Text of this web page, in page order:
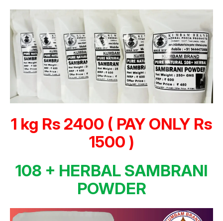
1 kg Rs 2400 ( PAY ONLY Rs
1500 )
108 + HERBAL SAMBRANI
POWDER